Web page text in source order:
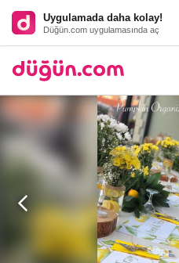
Uygulamada daha kolay!
Düğün.com uygulamasında aç